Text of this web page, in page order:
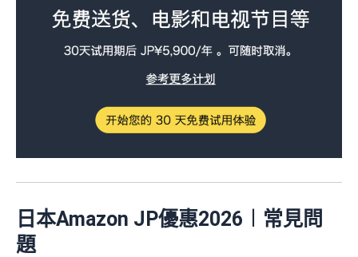
日本Amazon JP優惠2026︱常見問
題